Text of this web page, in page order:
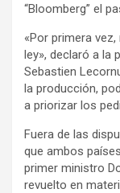
“Bloomberg” el
«Por primera
ley», declaró a la
Sebastien
la producción,
a priorizar los
Fuera de las
que ambos
primer ministro
revuelto en